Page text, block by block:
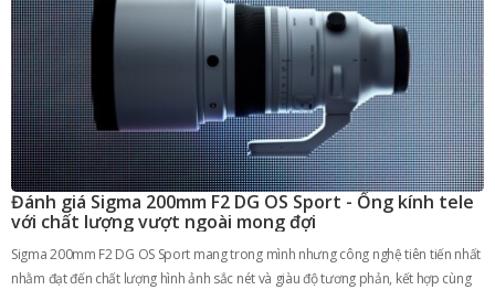
Đánh giá Sigma 200mm F2 DG OS Sport - Ống kính tele
với chất lượng vượt ngoài mong đợi
Sigma 200mm F2 DG OS Sport mang trong mình nhưng công nghệ tiên tiến nhất
nhằm đạt đến chất lượng hình ảnh sắc nét và giàu độ tương phản, kết hợp cùng